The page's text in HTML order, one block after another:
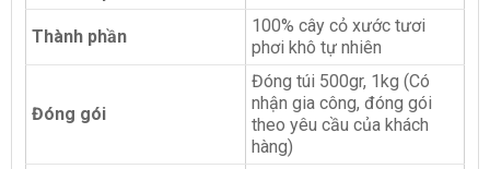
Thành phần
100% cây cỏ xước tươi
phơi khô tự nhiên
Đóng gói
Đóng túi 500gr, 1kg (Có
nhận gia công, đóng gói
theo yêu cầu của khách
hàng)